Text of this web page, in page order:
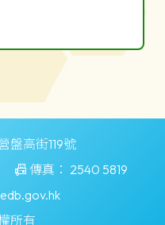
盤高街119號
📠 傳真： 2540 5819
所有